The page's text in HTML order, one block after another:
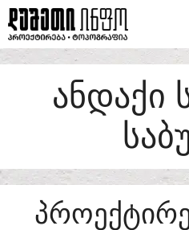
SKIP
TO
CONTENT
ᲐᲜᲓᲐᲥᲘ